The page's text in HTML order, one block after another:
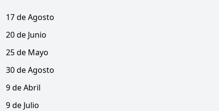
17 de Agosto
20 de Junio
25 de Mayo
30 de Agosto
9 de Abril
9 de Julio